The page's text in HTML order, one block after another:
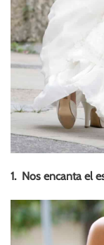
1. Nos encanta el